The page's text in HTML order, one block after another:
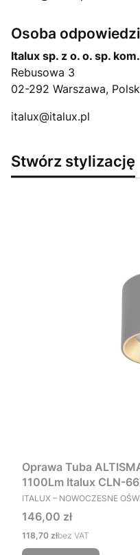
Osoba
Italux sp. z o. o. sp. kom.
Rebusowa 3
02-292 Warszawa,
italux@italux.pl
Stwórz stylizację
Oprawa Tuba
1100Lm Italux CLN-
PRODUCENT
ITALUX – NOWOCZESNE
Cena
146,00 zł
Cena
118,70 złbez VAT